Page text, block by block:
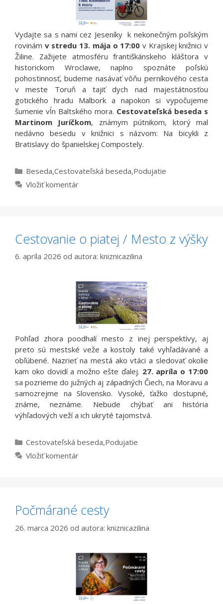
Vydajte sa s nami cez Jeseníky k nekonečným poľským
rovinám v stredu 13. mája o 17:00 v Krajskej knižnici v
Žiline. Zažijete atmosféru františkánskeho kláštora v
historickom Wroclawe, naplno spoznáte poľskú
pohostinnosť, budeme nasávať vôňu perníkového cesta
v meste Toruň a tajiť dych nad majestátnosťou
gotického hradu Malbork a napokon si vypočujeme
šumenie vĺn Baltského mora. Cestovateľská beseda s
Martinom Juríčkom, známym pútnikom, ktorý mal
nedávno besedu v knižnici s názvom: Na bicykli z
Bratislavy do španielskej Compostely.
Kategórie
Beseda,Cestovateľská beseda,Podujatie
Vložiť komentár
Cestovanie o piatej / Mesto z výšky
6. apríla 2026 od autora: kniznicazilina
Pohľad zhora poodhalí mesto z inej perspektívy, aj
preto sú mestské veže a kostoly také vyhľadávané a
obľúbené. Nazrieť na mestá ako vtáci a sledovať okolie
kam oko dovidí a možno ešte ďalej. 27. apríla o 17:00
sa pozrieme do južných aj západných Čiech, na Moravu a
samozrejme na Slovensko. Vysoké, ťažko dostupné,
známe, neznáme. Nebude chýbať ani história
výhľadových veží a ich ukryté tajomstvá.
Kategórie
Cestovateľská beseda,Podujatie
Vložiť komentár
Počmárané cesty
26. marca 2026 od autora: kniznicazilina